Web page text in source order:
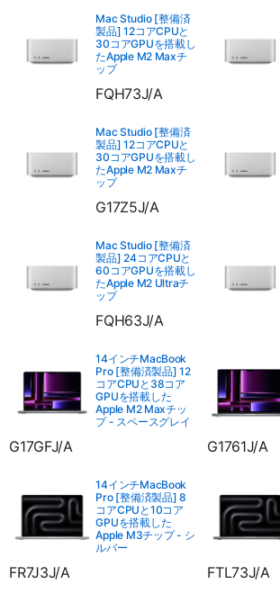
Mac Studio [整備済
製品] 12コアCPUと
30コアGPUを搭載し
たApple M2 Maxチ
ップ
FQH73J/A
Mac Studio [整備済
製品] 12コアCPUと
30コアGPUを搭載し
たApple M2 Maxチ
ップ
G17Z5J/A
Mac Studio [整備済
製品] 24コアCPUと
60コアGPUを搭載し
たApple M2 Ultraチ
ップ
FQH63J/A
14インチMacBook
Pro [整備済製品] 12
コアCPUと38コア
GPUを搭載した
Apple M2 Maxチッ
プ - スペースグレイ
G17GFJ/A G1761J/A
14インチMacBook
Pro [整備済製品] 8
コアCPUと10コア
GPUを搭載した
Apple M3チップ - シ
ルバー
FR7J3J/A FTL73J/A